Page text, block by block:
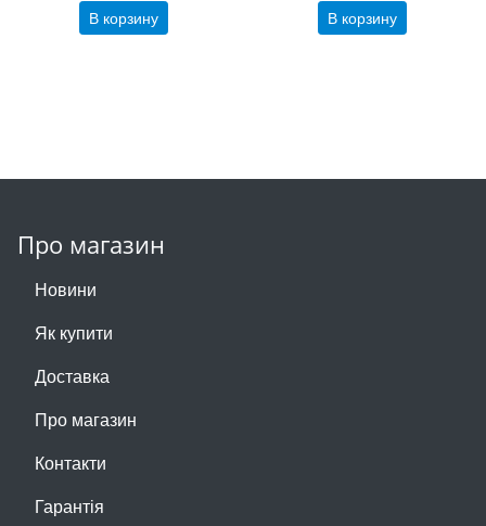
В корзину В корзину
Про магазин
Новини
Як купити
Доставка
Про магазин
Контакти
Гарантія